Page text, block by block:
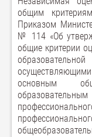
общим
Приказом
№ 114 «Об
общие критерии
основным